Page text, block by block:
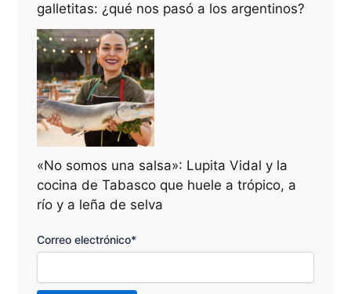
galletitas: ¿qué nos pasó a los argentinos?
«No somos una salsa»: Lupita Vidal y la
cocina de Tabasco que huele a trópico, a
río y a leña de selva
Correo electrónico*